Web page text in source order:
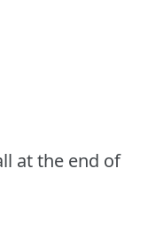
at the end of